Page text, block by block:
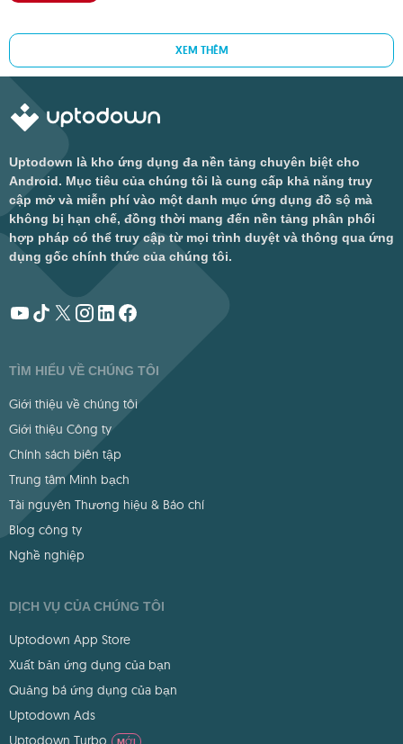
XEM THÊM
Uptodown là kho ứng dụng đa nền tảng chuyên biệt cho
Android. Mục tiêu của chúng tôi là cung cấp khả năng truy
cập mở và miễn phí vào một danh mục ứng dụng đồ sộ mà
không bị hạn chế, đồng thời mang đến nền tảng phân phối
hợp pháp có thể truy cập từ mọi trình duyệt và thông qua ứng
dụng gốc chính thức của chúng tôi.
TÌM HIỂU VỀ CHÚNG TÔI
Giới thiệu về chúng tôi
Giới thiệu Công ty
Chính sách biên tập
Trung tâm Minh bạch
Tài nguyên Thương hiệu & Báo chí
Blog công ty
Nghề nghiệp
DỊCH VỤ CỦA CHÚNG TÔI
Uptodown App Store
Xuất bản ứng dụng của bạn
Quảng bá ứng dụng của bạn
Uptodown Ads
Uptodown Turbo